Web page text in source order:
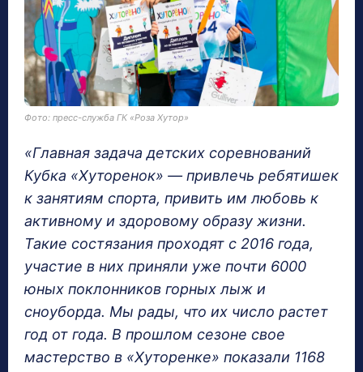
Фото: пресс-служба ГК «Роза Хутор»
«Главная задача детских соревнований
Кубка «Хуторенок» — привлечь ребятишек
к занятиям спорта, привить им любовь к
активному и здоровому образу жизни.
Такие состязания проходят с 2016 года,
участие в них приняли уже почти 6000
юных поклонников горных лыж и
сноуборда. Мы рады, что их число растет
год от года. В прошлом сезоне свое
мастерство в «Хуторенке» показали 1168